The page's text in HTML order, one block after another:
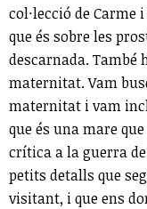
col·lecció de Carme
que és sobre les
descarnada. També
maternitat. Vam
maternitat i vam
que és una mare
crítica a la guerra
petits detalls que
visitant, i que ens